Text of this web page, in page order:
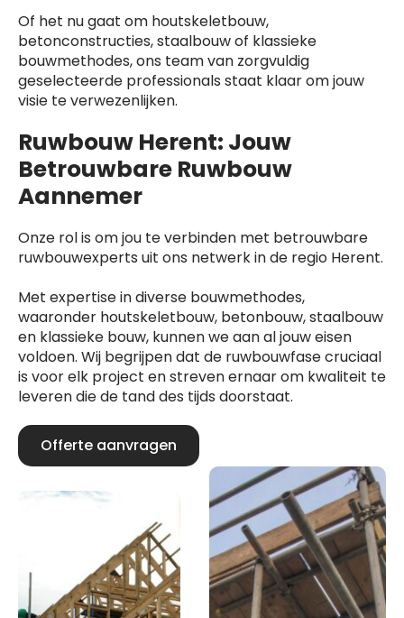
Of het nu gaat om houtskeletbouw,
betonconstructies, staalbouw of klassieke
bouwmethodes, ons team van zorgvuldig
geselecteerde professionals staat klaar om jouw
visie te verwezenlijken.
Ruwbouw Herent: Jouw
Betrouwbare Ruwbouw
Aannemer
Onze rol is om jou te verbinden met betrouwbare
ruwbouwexperts uit ons netwerk in de regio Herent.
Met expertise in diverse bouwmethodes,
waaronder houtskeletbouw, betonbouw, staalbouw
en klassieke bouw, kunnen we aan al jouw eisen
voldoen. Wij begrijpen dat de ruwbouwfase cruciaal
is voor elk project en streven ernaar om kwaliteit te
leveren die de tand des tijds doorstaat.
Offerte aanvragen